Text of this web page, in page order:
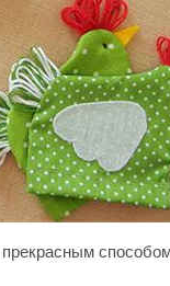
прекрасным